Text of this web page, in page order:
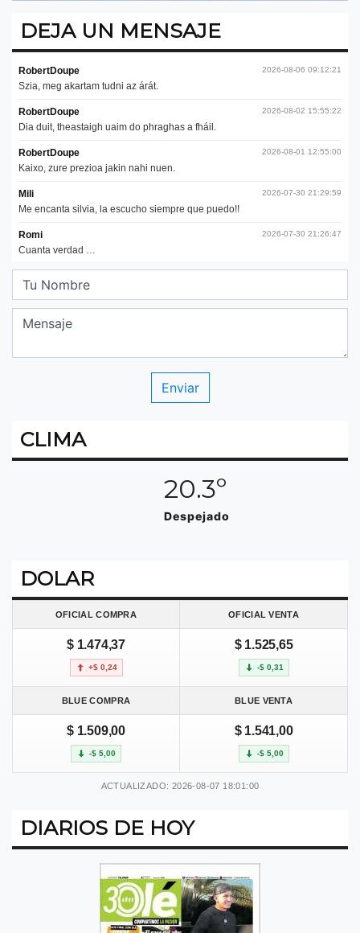
DEJA UN MENSAJE
CLIMA
20.3º
Despejado
DOLAR
OFICIAL COMPRA OFICIAL VENTA
$ 1.474,37
+$ 0,24
$ 1.525,65
-$ 0,31
BLUE COMPRA BLUE VENTA
$ 1.509,00
-$ 5,00
$ 1.541,00
-$ 5,00
ACTUALIZADO: 2026-08-07 18:01:00
DIARIOS DE HOY